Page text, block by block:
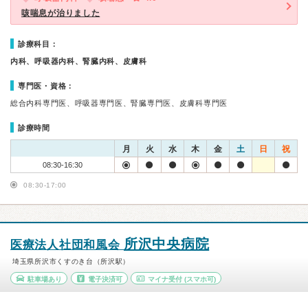
咳喘息が治りました
診療科目：
内科、呼吸器内科、腎臓内科、皮膚科
専門医・資格：
総合内科専門医、呼吸器専門医、腎臓専門医、皮膚科専門医
診療時間
月 火 水 木 金 土 日 祝
08:30-16:30
08:30-17:00
医療法人社団和風会 所沢中央病院
埼玉県所沢市くすのき台（所沢駅）
駐車場あり 電子決済可 マイナ受付 (スマホ可)